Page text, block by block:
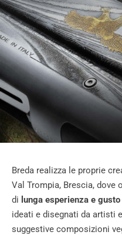
Breda realizza le proprie
Val Trompia, Brescia,
di lunga esperienza e
ideati e disegnati da artisti
suggestive composizioni